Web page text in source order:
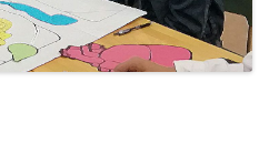
ッ